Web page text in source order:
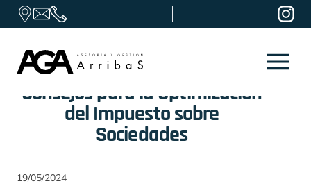
Skip to content
Consejos para la Optimización
del Impuesto sobre
Sociedades
19/05/2024